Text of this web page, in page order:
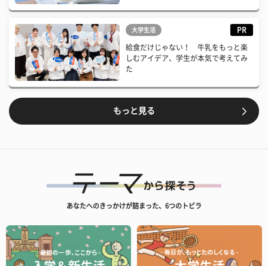
大学生活 PR
給食だけじゃない！ 牛乳をもっと楽
しむアイデア、学生が本気で考えてみ
た
もっと見る
あなたへのきっかけが詰まった、6つのトビラ